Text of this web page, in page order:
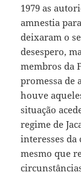
1979 as
amnestia
deixaram o
desespero,
membros da
promessa de
houve
situação
regime de
interesses da
mesmo que